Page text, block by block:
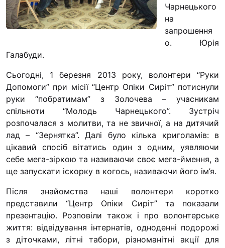
З рук в руки
Підтримати сім’ю
Юричко
Законодавство
Освіта
Контакти
(096) 749 79 80
procopecj@gmail.com
Чарнецького
на
запрошення
о. Юрія
Галабуди.
Сьогодні, 1 березня 2013 року, волонтери “Руки
Допомоги” при місії “Центр Опіки Сиріт” потиснули
руки “побратимам” з Золочева – учасникам
спільноти “Молодь Чарнецького”. Зустріч
розпочалася з молитви, та не звичної, а на дитячий
лад – “Зернятка”. Далі було кілька криголамів: в
цікавий спосіб вітатись один з одним, уявляючи
себе мега-зіркою та називаючи своє мега-ймення, а
ще запускати іскорку в когось, називаючи його ім’я.
Після знайомства наші волонтери коротко
представили “Центр Опіки Сиріт” та показали
презентацію. Розповіли також і про волонтерське
життя: відвідування інтернатів, одноденні подорожі
з діточками, літні табори, різноманітні акції для